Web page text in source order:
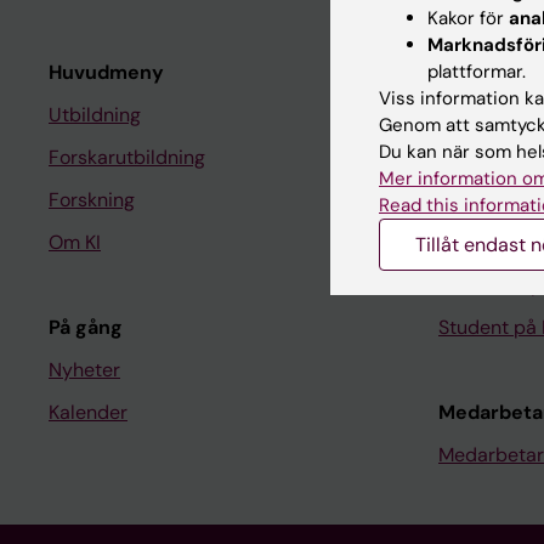
Huvudmeny
Utbildning
Forskarutbildning
Forskning
Om KI
På gång
Nyheter
Kalender
Student
Ladok
Canvas
Schema
Student på
Kakor för
plattformar.
Viss information
Genom att
Du kan när som
Mer information
Read this
Tillåt endast